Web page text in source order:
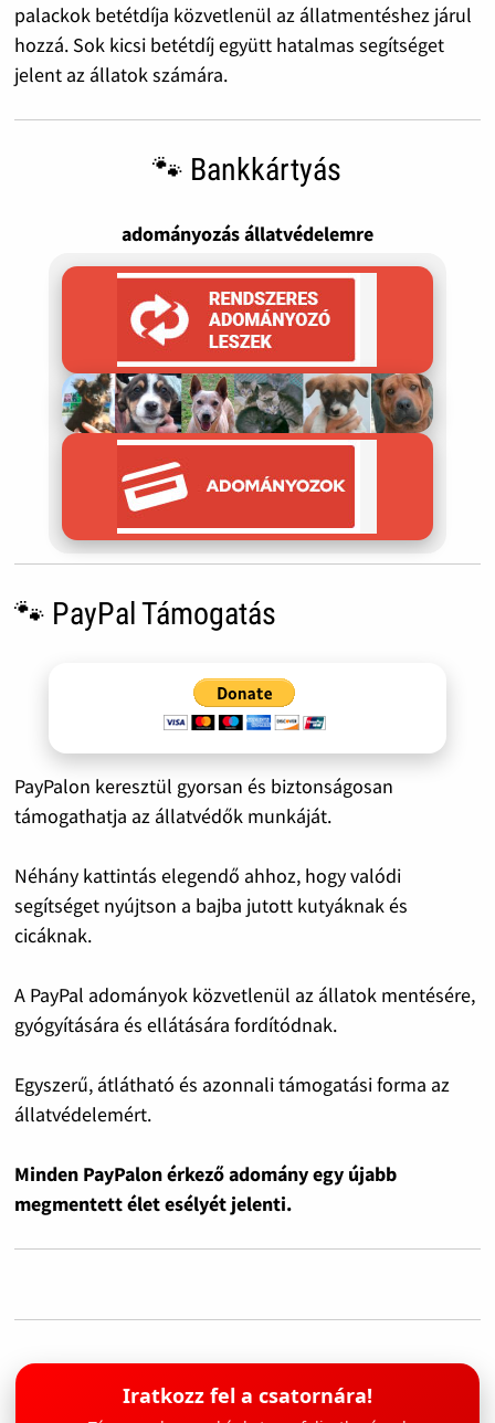
palackok betétdíja közvetlenül az állatmentéshez járul
hozzá. Sok kicsi betétdíj együtt hatalmas segítséget
jelent az állatok számára.
🐾 Bankkártyás
adományozás állatvédelemre
🐾 PayPal Támogatás
PayPalon keresztül gyorsan és biztonságosan
támogathatja az állatvédők munkáját.
Néhány kattintás elegendő ahhoz, hogy valódi
segítséget nyújtson a bajba jutott kutyáknak és
cicáknak.
A PayPal adományok közvetlenül az állatok mentésére,
gyógyítására és ellátására fordítódnak.
Egyszerű, átlátható és azonnali támogatási forma az
állatvédelemért.
Minden PayPalon érkező adomány egy újabb
megmentett élet esélyét jelenti.
Iratkozz fel a csatornára!